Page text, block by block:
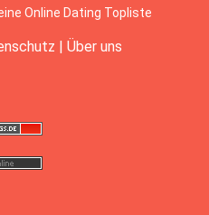
Online Dating Topliste
| Über uns